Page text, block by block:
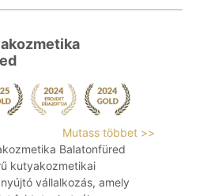
Mutass többet >>
Balatonfüred
kutyakozmetikai
vállalkozás, amely